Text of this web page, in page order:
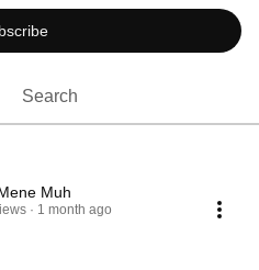
Search
Muh
1 month ago